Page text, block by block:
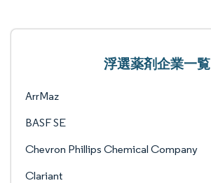
浮選薬剤企業一覧
ArrMaz
BASF SE
Chevron Phillips Chemical Company
Clariant